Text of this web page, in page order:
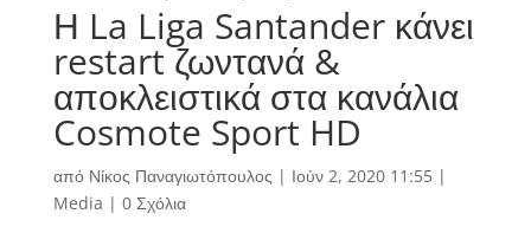
Η La Liga Santander κάνει
restart ζωντανά &
αποκλειστικά στα κανάλια
Cosmote Sport HD
από Νίκος Παναγιωτόπουλος | Ιούν 2, 2020 11:55|
Media | 0 Σχόλια